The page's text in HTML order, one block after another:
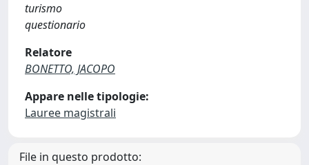
turismo
questionario
Relatore
BONETTO, JACOPO
Appare nelle tipologie:
Lauree magistrali
File in questo prodotto: